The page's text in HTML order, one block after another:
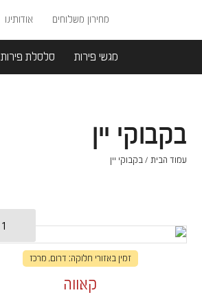
מחירון משלוחים אודותינו
מגשי פירות סלסלת פירות
בקבוקי יין
עמוד הבית / בקבוקי יין
זמין באזורי חלוקה: דרום, מרכז
קאווה